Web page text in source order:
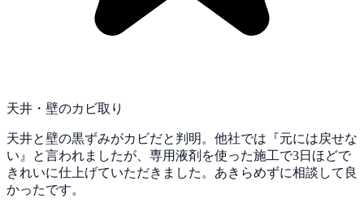
天井・壁のカビ取り
天井と壁の黒ずみがカビだと判明。他社では『元には戻せな
い』と言われましたが、専用液剤を使った施工で3日ほどで
きれいに仕上げていただきました。あきらめずに相談して良
かったです。